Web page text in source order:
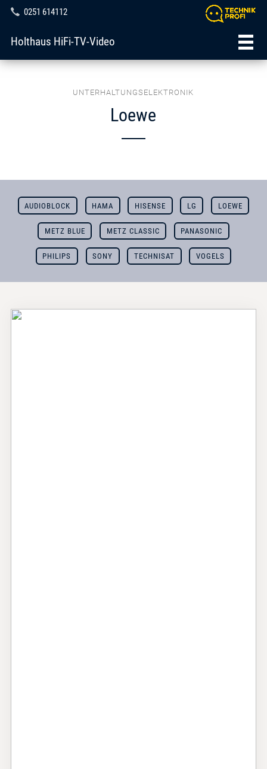
0251 614112
Holthaus HiFi-TV-Video
UNTERHALTUNGSELEKTRONIK
Loewe
AUDIOBLOCK HAMA HISENSE LG LOEWE
METZ BLUE METZ CLASSIC PANASONIC
PHILIPS SONY TECHNISAT VOGELS